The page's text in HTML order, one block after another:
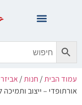
עמוד הבית/חנות/
אורתופדי – ייצוב